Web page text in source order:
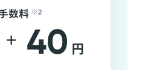
数料 ※2
+ 40 円